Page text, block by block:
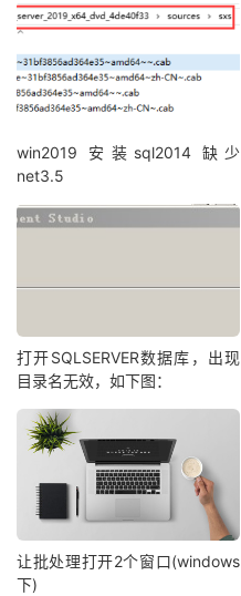
win2019 安装sql2014 缺少
net3.5
打开SQLSERVER数据库，出现
目录名无效，如下图：
让批处理打开2个窗口(windows
下)